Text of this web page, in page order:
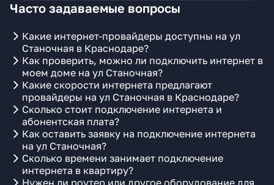
Часто задаваемые вопросы
Какие интернет-провайдеры доступны на ул
Станочная в Краснодаре?
Как проверить, можно ли подключить интернет в
моем доме на ул Станочная?
Какие скорости интернета предлагают
провайдеры на ул Станочная в Краснодаре?
Сколько стоит подключение интернета и
абонентская плата?
Как оставить заявку на подключение интернета
на ул Станочная?
Сколько времени занимает подключение
интернета в квартиру?
Нужен ли роутер или другое оборудование для